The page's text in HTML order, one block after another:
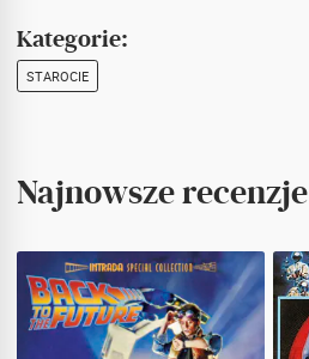
Kategorie:
STAROCIE
Najnowsze recenzje